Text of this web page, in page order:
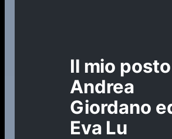
Il mio
Andrea
Giordano
Eva Lu